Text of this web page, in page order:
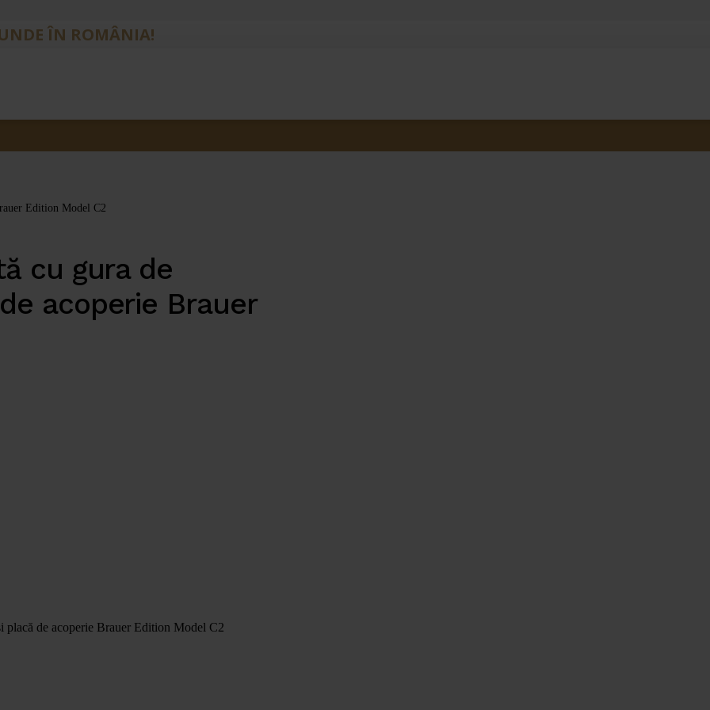
ÎN ROMÂNIA!
Edition Model C2
cu gura de
acoperie Brauer
placă de acoperie Brauer Edition Model C2